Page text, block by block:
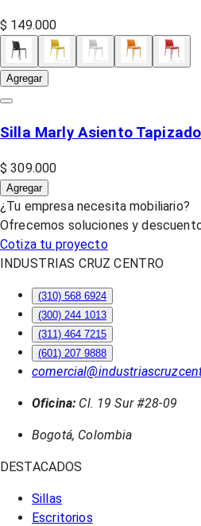
$ 149.000
Agregar
Silla Marly Asiento Tapizado
$ 309.000
Agregar
¿Tu empresa necesita mobiliario?
Ofrecemos soluciones y
Cotiza tu proyecto
INDUSTRIAS CRUZ CENTRO
(310) 568 6924
(300) 244 1013
(311) 464 7215
(601) 207 9888
Oficina: Cl. 19 Sur #28-09
Bogotá, Colombia
DESTACADOS
Sillas
Escritorios